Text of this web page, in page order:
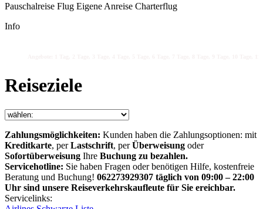
Pauschalreise Flug Eigene Anreise Charterflug
Info
Reiseziele
Zahlungsmöglichkeiten: Kunden haben die Zahlungsoptionen: mit
Kreditkarte, perLastschrift, perÜberweisung oder
Sofortüberweisung Ihre Buchung zu bezahlen.
Servicehotline: Sie haben Fragen oder benötigen Hilfe, kostenfreie
Beratung und Buchung! 062273929307 täglich von 09:00 – 22:00
Uhr sind unsere Reiseverkehrskaufleute für Sie ereichbar.
Servicelinks: